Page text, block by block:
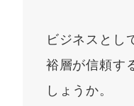
ビジネスとし
裕層が信頼す
しょうか。